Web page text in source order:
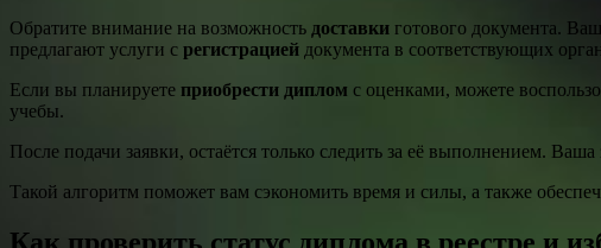
Обратите внимание на возможность доставки готового документа.
предлагают услуги с регистрацией документа в соответствующих
Если вы планируете приобрести диплом с оценками, можете
учебы.
После подачи заявки, остаётся только следить за её выполнением. Ваша
Такой алгоритм поможет вам сэкономить время и силы, а также